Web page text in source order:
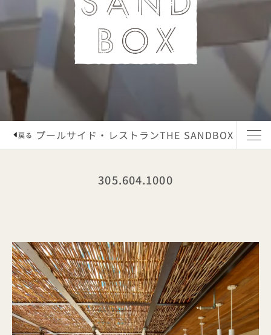
戻る プールサイド・レストランTHE SANDBOX
305.604.1000